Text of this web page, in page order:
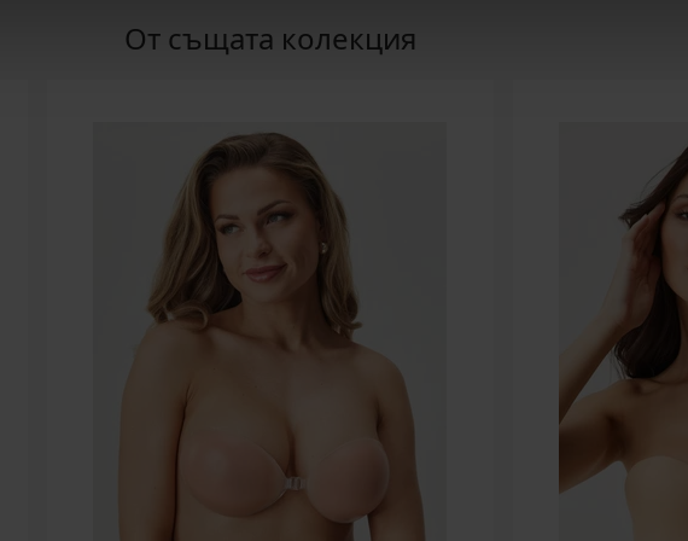
От същата колекция